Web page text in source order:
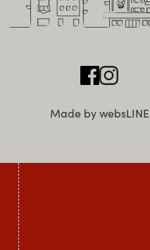
Made by websLINE